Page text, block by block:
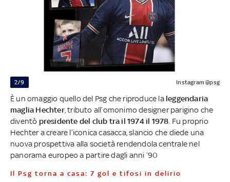
2/9 Instagram @psg
È un omaggio quello del Psg che riproduce la leggendaria
maglia Hechter, tributo all’omonimo designer parigino che
diventò presidente del club tra il 1974 il 1978 . Fu proprio
Hechter a creare l’iconica casacca, slancio che diede una
nuova prospettiva alla società rendendola centrale nel
panorama europeo a partire dagli anni ‘90
Il Psg torna a casa: 7 gol e tifosi in delirio